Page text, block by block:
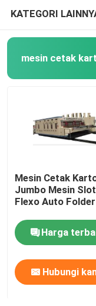
Mesin kotak
KATEGORI
mesin cetak
Mesin Cetak
Jumbo Mesin
Flexo Auto
Harga
Hubungi